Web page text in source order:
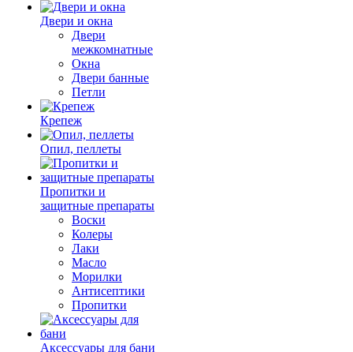
Двери и окна
Двери
межкомнатные
Окна
Двери банные
Петли
Крепеж
Опил, пеллеты
Пропитки и
защитные препараты
Воски
Колеры
Лаки
Масло
Морилки
Антисептики
Пропитки
Аксессуары для бани